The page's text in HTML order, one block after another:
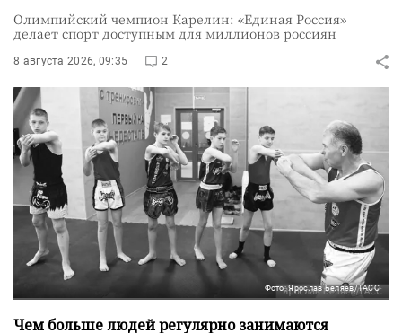
Олимпийский чемпион Карелин: «Единая Россия»
делает спорт доступным для миллионов россиян
8 августа 2026, 09:35 2
Фото: Ярослав Беляев/ТАСС
Чем больше людей регулярно занимаются